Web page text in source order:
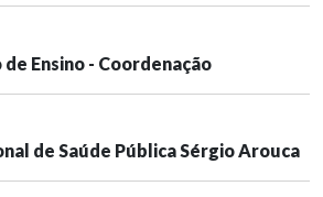
Ensino - Coordenação
de Saúde Pública Sérgio Arouca